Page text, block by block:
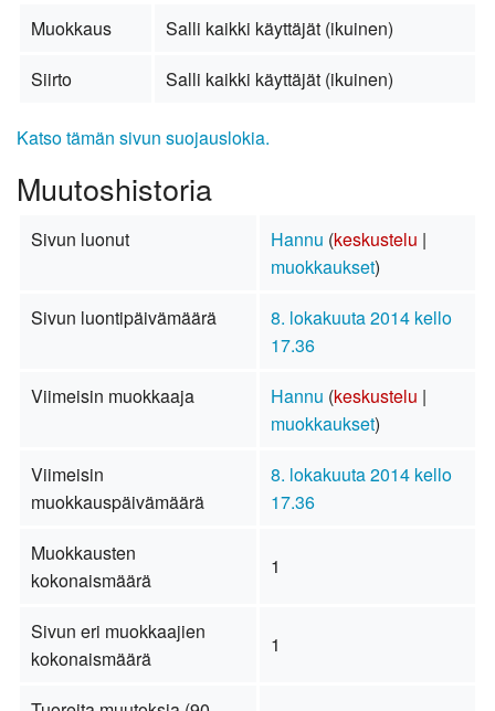
Muokkaus
Salli kaikki käyttäjät (ikuinen)
Siirto
Salli kaikki käyttäjät (ikuinen)
Katso tämän sivun suojauslokia.
Muutoshistoria
Sivun luonut Hannu (keskustelu |
muokkaukset)
Sivun luontipäivämäärä
8. lokakuuta 2014 kello
17.36
Viimeisin muokkaaja
Hannu (keskustelu |
muokkaukset)
Viimeisin
muokkauspäivämäärä
8. lokakuuta 2014 kello
17.36
Muokkausten
kokonaismäärä
1
Sivun eri muokkaajien
kokonaismäärä
1